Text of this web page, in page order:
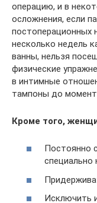
операцию, и в
осложнения, если
постоперационных
несколько недель
ванны, нельзя
физические
в интимные
тампоны до
Кроме того,
Постоянно
специально
Исключить